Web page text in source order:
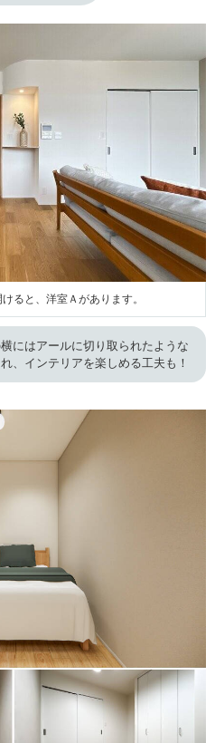
ると、洋室Ａがあります。
にはアールに切り取られたような
、インテリアを楽しめる工夫も！